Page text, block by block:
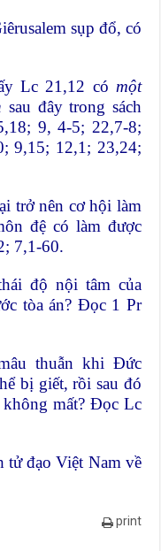
sụp đổ, có
Lc 21,12 có một
sau đây trong sách
9, 4-5; 22,7-8;
9,15; 12,1; 23,24;
trở nên cơ hội làm
đệ có làm được
7,1-60.
độ nội tâm của
tòa án? Đọc 1 Pr
thuẫn khi Đức
bị giết, rồi sau đó
mất? Đọc Lc
tử đạo Việt Nam về
print